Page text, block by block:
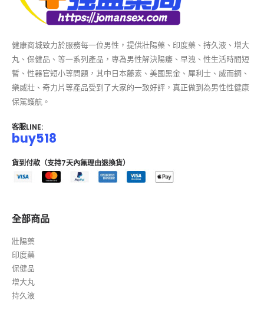
健康商城致力於服務每一位男性，提供壯陽藥、印度藥、持久液、增大
丸、保健品、等一系列產品，專為男性解決陽痿、早洩、性生活時間短
暫、性器官短小等問題，其中日本藤素、美國黑金、犀利士、威而鋼、
樂威壯、奇力片等產品受到了大家的一致好評，真正做到為男性性健康
保駕護航。
客服LINE:
buy518
貨到付款（支持7天內無理由退換貨）
全部商品
壯陽藥
印度藥
保健品
增大丸
持久液